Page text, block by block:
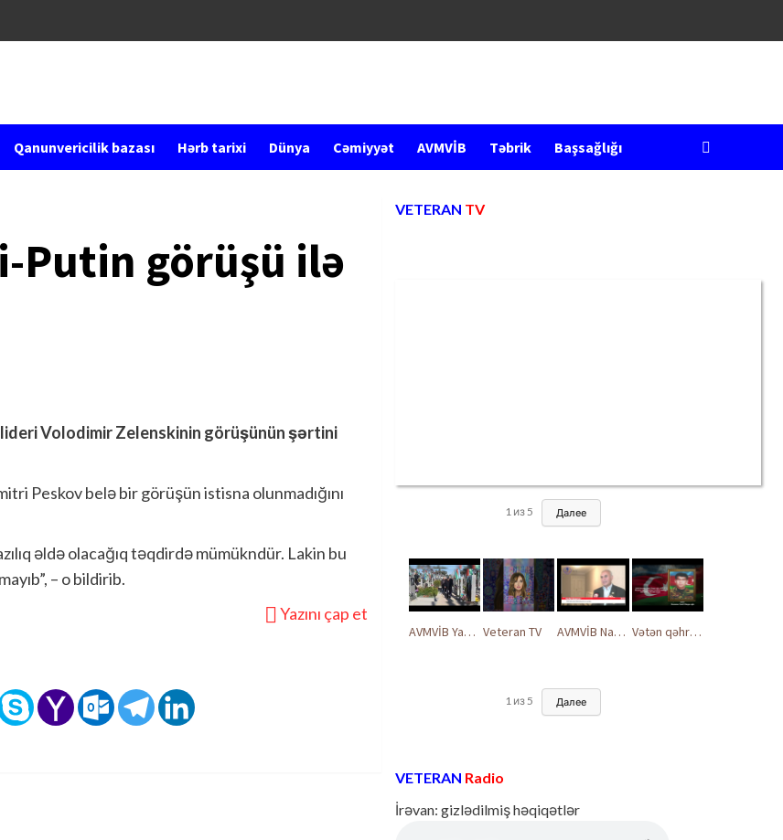
Qanunvericilik bazası Hərb tarixi Dünya Cəmiyyət AVMVİB Təbrik Başsağlığı
Putin görüşü ilə
Volodimir Zelenskinin görüşünün şərtini
Peskov belə bir görüşün istisna olunmadığını
əldə olacağıq təqdirdə mümükndür. Lakin bu
– o bildirib.
Yazını çap et
VETERAN TV
1 из5 Далее
AVMVİB Yasamal rayon şöbəsinin kollektivi Şəhidlər Xiyabanında Veteran TV AVMVİB Naxçıvan MR təşkilatı şəhidlərimizin xatirəsinə həsr olunmuş tədbir keçirdi Vətən qəhrəmanları ilə ucalır
1 из 5 Далее
VETERAN Radio
İrəvan: gizlədilmiş həqiqətlər